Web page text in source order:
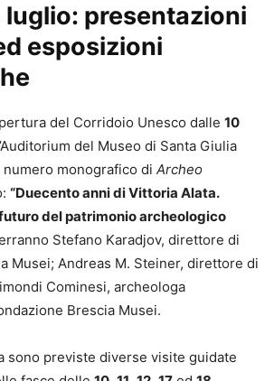
luglio: presentazioni
esposizioni
del Corridoio Unesco dalle 10
del Museo di Santa Giulia
monografico di Archeo
“Duecento anni di Vittoria Alata.
del patrimonio archeologico
Stefano Karadjov, direttore di
Musei; Andreas M. Steiner, direttore di
Cominesi, archeologa
Brescia Musei.
sono previste diverse visite guidate